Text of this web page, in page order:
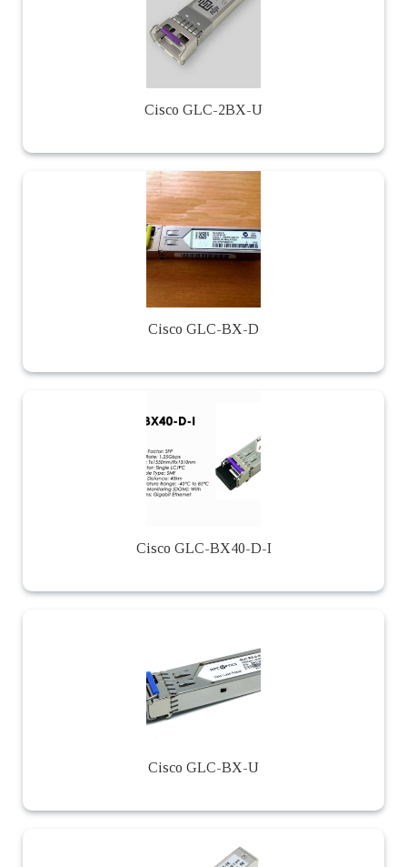
Cisco GLC-2BX-U
Cisco GLC-BX-D
Cisco GLC-BX40-D-I
Cisco GLC-BX-U